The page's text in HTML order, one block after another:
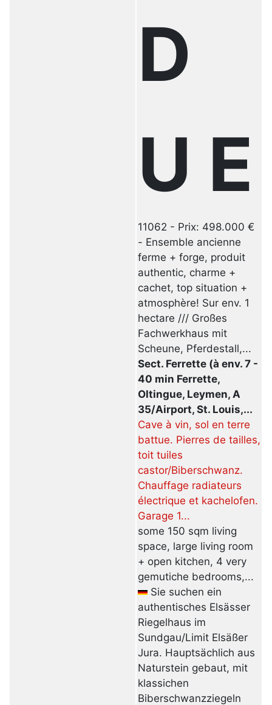
D
U E
11062 - Prix: 498.000 €
- Ensemble ancienne
ferme + forge, produit
authentic, charme +
cachet, top situation +
atmosphère! Sur env. 1
hectare /// Großes
Fachwerkhaus mit
Scheune, Pferdestall,...
Sect. Ferrette (à env. 7 -
40 min Ferrette,
Oltingue, Leymen, A
35/Airport, St. Louis,...
Cave à vin, sol en terre
battue. Pierres de tailles,
toit tuiles
castor/Biberschwanz.
Chauffage radiateurs
électrique et kachelofen.
Garage 1...
some 150 sqm living
space, large living room
+ open kitchen, 4 very
gemutiche bedrooms,...
Sie suchen ein
authentisches Elsässer
Riegelhaus im
Sundgau/Limit Elsäßer
Jura. Hauptsächlich aus
Naturstein gebaut, mit
klassichen
Biberschwanzziegeln